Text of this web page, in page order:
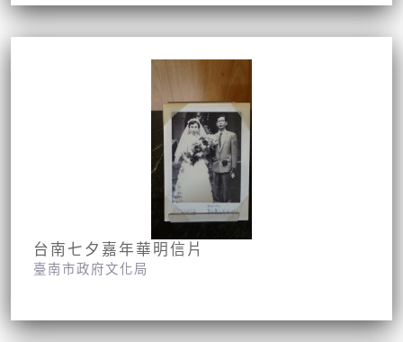
台南七夕嘉年華明信片
臺南市政府文化局